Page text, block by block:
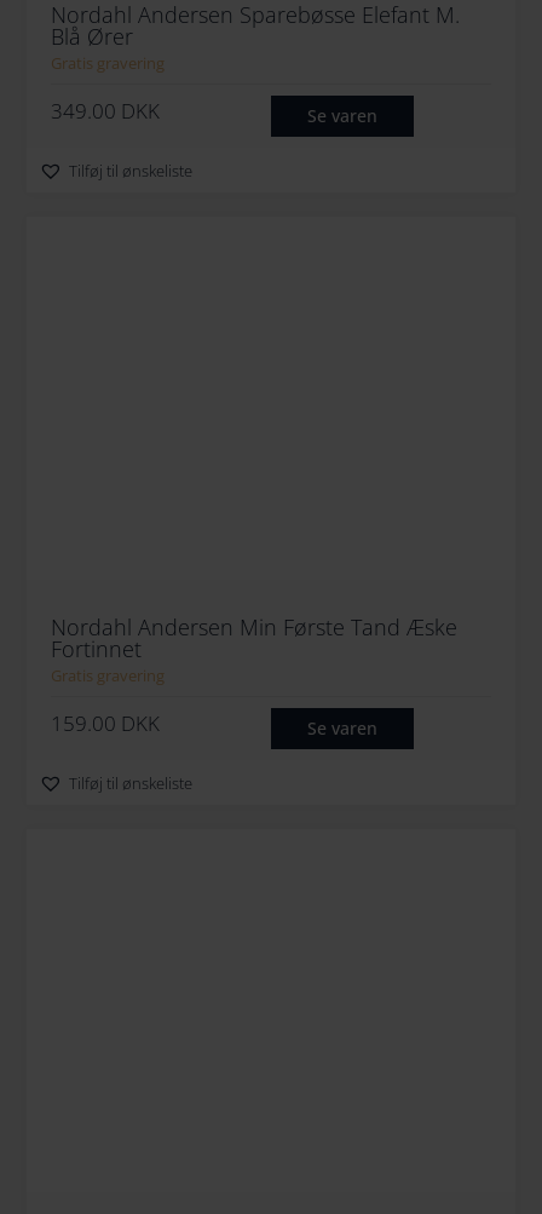
Nordahl Andersen Sparebøsse Elefant M.
Blå Ører
Gratis gravering
349.00 DKK Se varen
Tilføj til ønskeliste
Nordahl Andersen Min Første Tand Æske
Fortinnet
Gratis gravering
159.00 DKK Se varen
Tilføj til ønskeliste